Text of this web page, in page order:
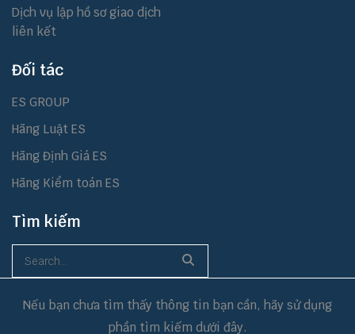
Dịch vụ lập hồ sơ giao dịch
liên kết
Đối tác
ES GROUP
Hãng Luật ES
Hãng Định Giá ES
Hãng Kiểm toán ES
Tìm kiếm
Nếu bạn chưa tìm thấy thông tin bạn cần, hãy sử dụng
phần tìm kiếm dưới đây.